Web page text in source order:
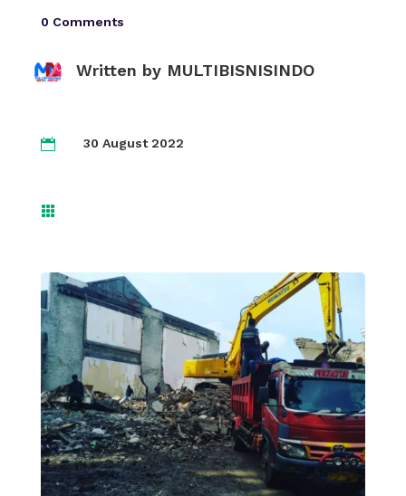
0 Comments
Written by MULTIBISNISINDO
 30 August 2022
